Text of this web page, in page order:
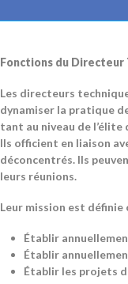
Fonctions du Directeur
Les directeurs
dynamiser la pratique
tant au niveau de l’élite
Ils officient en liaison
déconcentrés. Ils
leurs réunions.
Leur mission est définie
Établir
Établir
Établir les projets